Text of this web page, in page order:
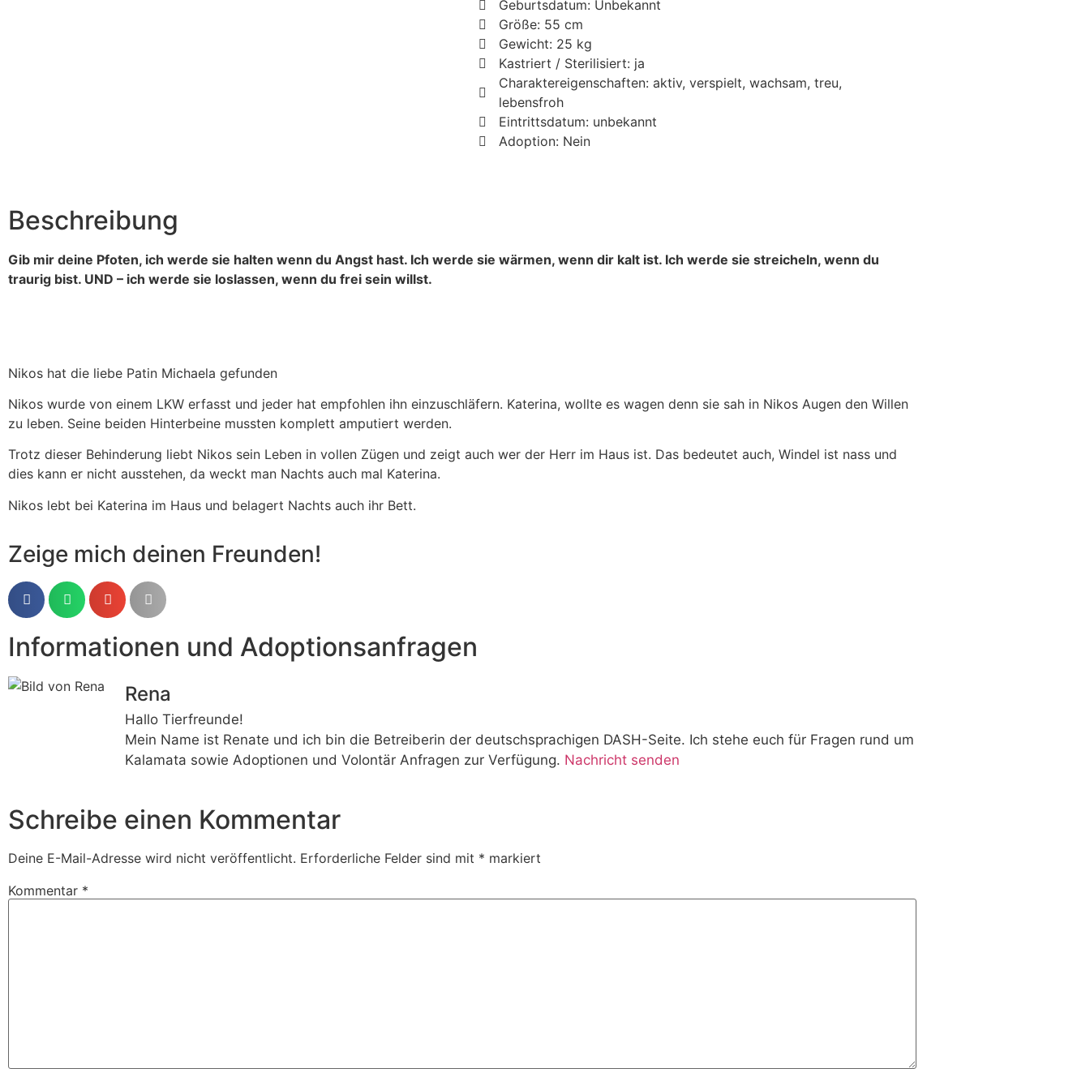
Geburtsdatum: Unbekannt
Größe: 55 cm
Gewicht: 25 kg
Kastriert / Sterilisiert: ja
Charaktereigenschaften: aktiv, verspielt, wachsam, treu,
lebensfroh
Eintrittsdatum: unbekannt
Adoption: Nein
Beschreibung
Gib mir deine Pfoten, ich werde sie halten wenn du Angst hast. Ich werde sie wärmen, wenn dir kalt ist. Ich werde sie streicheln, wenn du
traurig bist. UND – ich werde sie loslassen, wenn du frei sein willst.
Nikos hat die liebe Patin Michaela gefunden
Nikos wurde von einem LKW erfasst und jeder hat empfohlen ihn einzuschläfern. Katerina, wollte es wagen denn sie sah in Nikos Augen den Willen
zu leben. Seine beiden Hinterbeine mussten komplett amputiert werden.
Trotz dieser Behinderung liebt Nikos sein Leben in vollen Zügen und zeigt auch wer der Herr im Haus ist. Das bedeutet auch, Windel ist nass und
dies kann er nicht ausstehen, da weckt man Nachts auch mal Katerina.
Nikos lebt bei Katerina im Haus und belagert Nachts auch ihr Bett.
Zeige mich deinen Freunden!
Informationen und Adoptionsanfragen
Rena
Hallo Tierfreunde!
Mein Name ist Renate und ich bin die Betreiberin der deutschsprachigen DASH-Seite. Ich stehe euch für Fragen rund um
Kalamata sowie Adoptionen und Volontär Anfragen zur Verfügung. Nachricht senden
Schreibe einen Kommentar
Deine E-Mail-Adresse wird nicht veröffentlicht. Erforderliche Felder sind mit * markiert
Kommentar *